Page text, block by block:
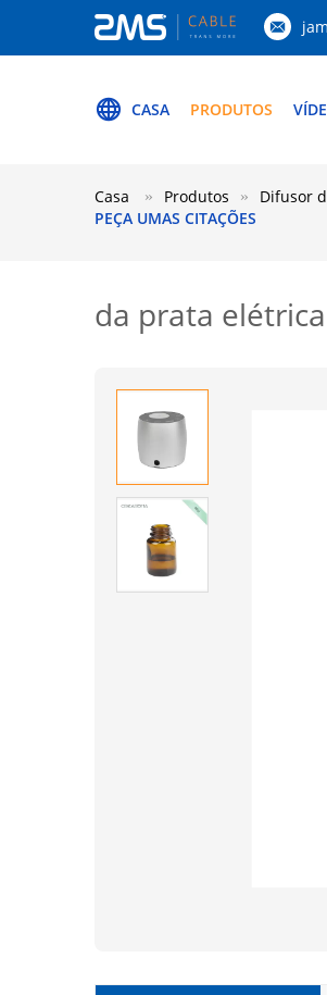
CASA PRODUTOS
PEÇA UMAS CITAÇÕES
Casa Produtos Difusor
da prata